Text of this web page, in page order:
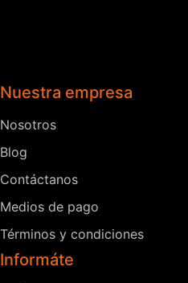
Nuestra empresa
Nosotros
Blog
Contáctanos
Medios de pago
Términos y condiciones
Informáte